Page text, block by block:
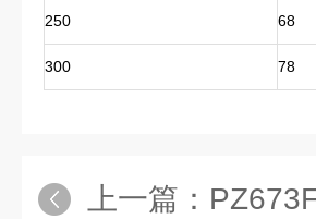
250 68
300 78
上一篇：